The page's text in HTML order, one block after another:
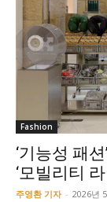
Fashion
‘기능성 패
‘모빌리티
주영환 기자 - 2026년